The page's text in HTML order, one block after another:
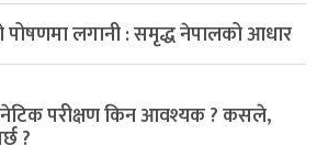
पोषणमा लगानी : समृद्ध नेपालको आधार
परीक्षण किन आवश्यक ? कसले,
?